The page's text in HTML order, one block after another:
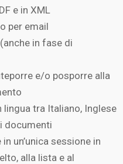
e in XML
per email
in fase di
e/o posporre alla
lingua tra Italiano, Inglese
documenti
un’unica sessione in
alla lista e al